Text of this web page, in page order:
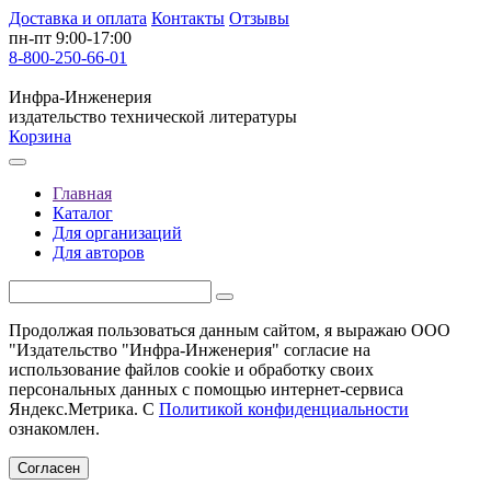
Доставка и оплата Контакты Отзывы
пн-пт 9:00-17:00
8-800-250-66-01
Инфра-Инженерия
издательство технической литературы
Корзина
Главная
Каталог
Для организаций
Для авторов
Продолжая пользоваться данным сайтом, я выражаю ООО
"Издательство "Инфра-Инженерия" согласие на
использование файлов cookie и обработку своих
персональных данных с помощью интернет-сервиса
Яндекс.Метрика. С Политикой конфиденциальности
ознакомлен.
Согласен